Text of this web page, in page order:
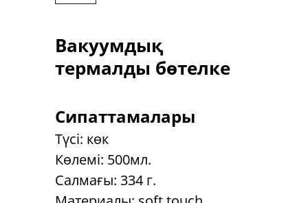
Вакуумдық
термалды бөтелке
Сипаттамалары
Түсі: көк
Көлемі: 500мл.
Салмағы: 334 г.